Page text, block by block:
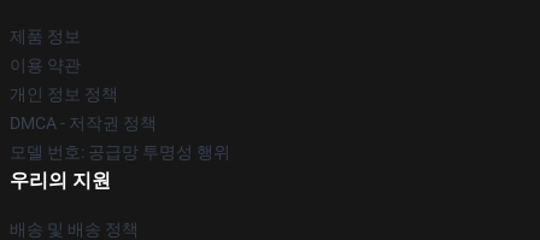
제품 정보
이용 약관
개인 정보 정책
DMCA - 저작권 정책
모델 번호: 공급망 투명성 행위
우리의 지원
배송 및 배송 정책